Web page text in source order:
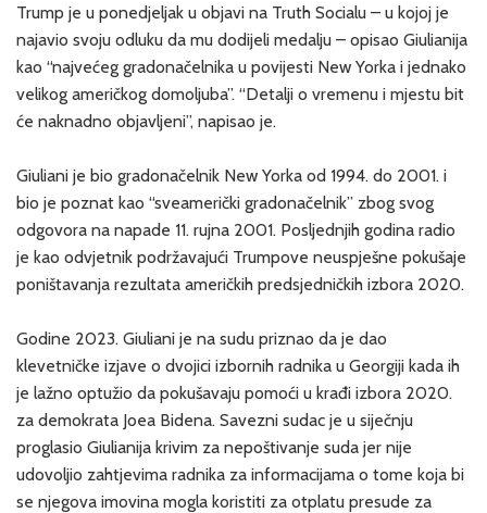
Trump je u ponedjeljak u objavi na Truth Socialu – u kojoj je
najavio svoju odluku da mu dodijeli medalju – opisao Giulianija
kao “najvećeg gradonačelnika u povijesti New Yorka i jednako
velikog američkog domoljuba”. “Detalji o vremenu i mjestu bit
će naknadno objavljeni”, napisao je.
Giuliani je bio gradonačelnik New Yorka od 1994. do 2001. i
bio je poznat kao “sveamerički gradonačelnik” zbog svog
odgovora na napade 11. rujna 2001. Posljednjih godina radio
je kao odvjetnik podržavajući Trumpove neuspješne pokušaje
poništavanja rezultata američkih predsjedničkih izbora 2020.
Godine 2023. Giuliani je na sudu priznao da je dao
klevetničke izjave o dvojici izbornih radnika u Georgiji kada ih
je lažno optužio da pokušavaju pomoći u krađi izbora 2020.
za demokrata Joea Bidena. Savezni sudac je u siječnju
proglasio Giulianija krivim za nepoštivanje suda jer nije
udovoljio zahtjevima radnika za informacijama o tome koja bi
se njegova imovina mogla koristiti za otplatu presude za